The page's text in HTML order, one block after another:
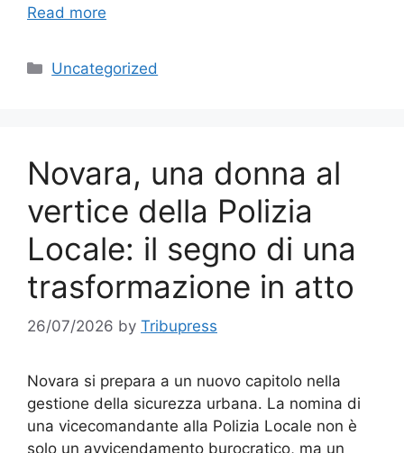
Read more
Categories
Uncategorized
Novara, una donna al
vertice della Polizia
Locale: il segno di una
trasformazione in atto
26/07/2026 by Tribupress
Novara si prepara a un nuovo capitolo nella
gestione della sicurezza urbana. La nomina di
una vicecomandante alla Polizia Locale non è
solo un avvicendamento burocratico, ma un